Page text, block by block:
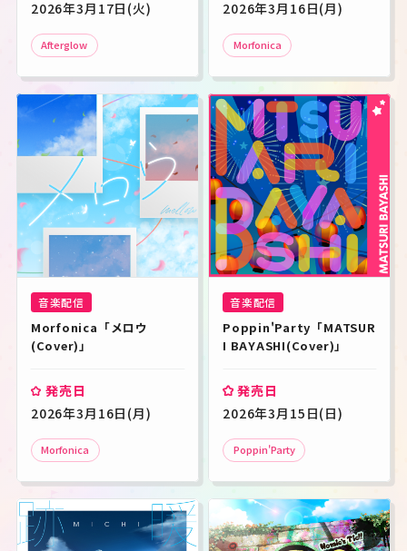
2026年3月17日(火)
Afterglow
2026年3月16日(月)
Morfonica
音楽配信
Morfonica「メロウ
(Cover)」
発売日
2026年3月16日(月)
Morfonica
音楽配信
Poppin'Party「MATSUR
I BAYASHI(Cover)」
発売日
2026年3月15日(日)
Poppin'Party